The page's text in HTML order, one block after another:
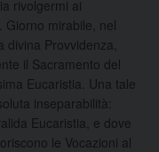
rivolgermi ai
Giorno mirabile, nel
Provvidenza,
il Sacramento del
Eucaristia. Una tale
inseparabilità:
Eucaristia, e dove
le Vocazioni al